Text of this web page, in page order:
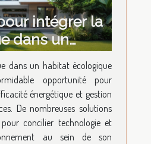
intégrer la
dans un
dans un habitat écologique
opportunité pour
énergétique et gestion
De nombreuses solutions
concilier technologie et
au sein de son